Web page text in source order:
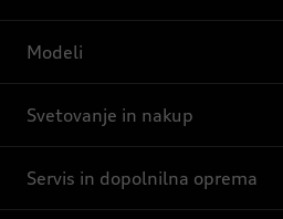
Modeli
Svetovanje in nakup
Servis in dopolnilna oprema